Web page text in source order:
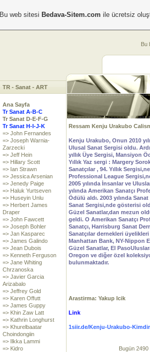
Bu
TR - Sanat - ART
Ana Sayfa
Tr Sanat A-B-C
Tr Sanat D-E-F-G
Tr Sanat H-I-J-K
=> John Fernandes
=> Joseph Warnia-
Zarzecki
=> Jeff Hein
=> Hillary Scott
=> Ian Strawn
=> Jessica Arsenian
=> Jenedy Paige
=> Haluk Yurtseven
=> Huseyin Unlu
=> Herbert James
Draper
=> John Fawcett
=> Joseph Bohler
=> Jan Kasparec
=> James Galindo
=> Jean Dubois
=> Kenneth Ferguson
=> Jane Whiting
Chrzanoska
=> Javier Garcia
Arizabalo
=> Jeffrey Gold
=> Karen Offutt
=> James Guppy
=> Khin Zaw Latt
=> Kathrin Longhurst
=> Khurelbaatar
Choindongiin
=> Ilkka Lammi
=> Kidro
Ressam Kenju Urakubo
Kenju Urakubo, Onun 2010
Ulusal Sanat Sergisi oldu.
yıllık Üye Sergisi, Mansiyon
Yıllık Yaz sergi : Margery
Sanatçılar , 94. Yıllık
Professional League
2005 yılında İnsanlar ve
yılında Amerikan Sanatçı
Ödülü aldı. 2003 yılında
Sanat Sergisi,nde gösterisi
Güzel Sanatlar,dan mezun
geldi. O Amerikan Sanatçı
Sanatçı, Harrisburg Sanat
Sanatçılar dernekleri
Manhattan Bank, NY-Nippon
Güzel Sanatlar, El
Oregon ve diğer özel
bulunmaktadır.
Arastirma: Yakup Icik
Link
1siir.de/Kenju-Urakubo-
Bugün
Bu web sitesi Bedava-Sitem.com ile ücretsiz